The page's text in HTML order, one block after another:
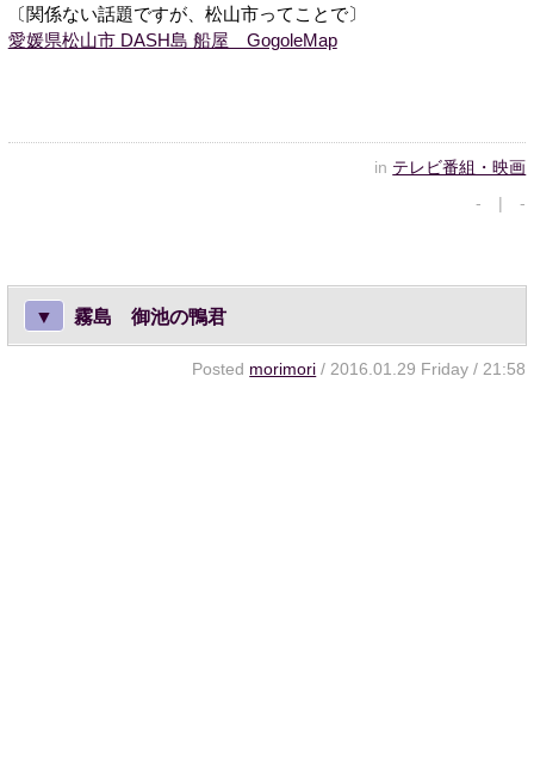
〔関係ない話題ですが、松山市ってことで〕
愛媛県松山市 DASH島 船屋 GogoleMap
in テレビ番組・映画
- | -
▼ 霧島 御池の鴨君
Posted morimori / 2016.01.29 Friday / 21:58